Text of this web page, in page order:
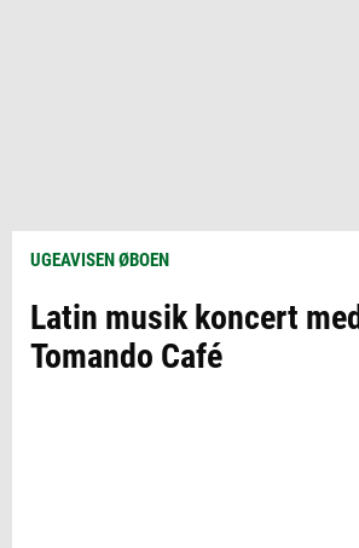
UGEAVISEN ØBOEN
Latin musik koncert
Tomando Café